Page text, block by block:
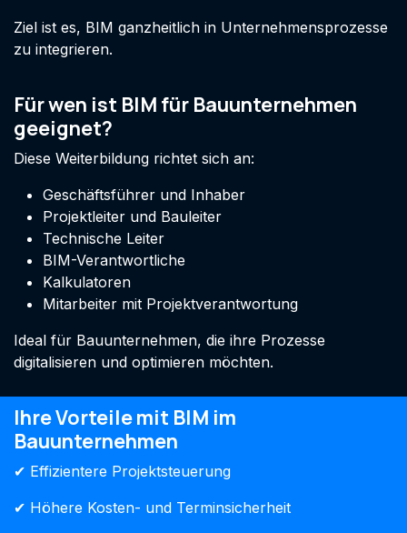
Ziel ist es, BIM ganzheitlich in Unternehmensprozesse
zu integrieren.
Für wen ist BIM für Bauunternehmen
geeignet?
Diese Weiterbildung richtet sich an:
Geschäftsführer und Inhaber
Projektleiter und Bauleiter
Technische Leiter
BIM-Verantwortliche
Kalkulatoren
Mitarbeiter mit Projektverantwortung
Ideal für Bauunternehmen, die ihre Prozesse
digitalisieren und optimieren möchten.
Ihre Vorteile mit BIM im
Bauunternehmen
✔ Effizientere Projektsteuerung
✔ Höhere Kosten- und Terminsicherheit